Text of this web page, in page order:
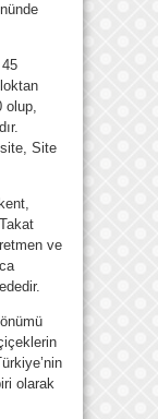
olup,
site, Site
ve
olarak